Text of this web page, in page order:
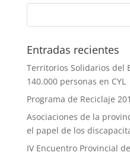
Entradas recientes
Territorios Solidarios del
140.000 personas en CYL
Programa de Reciclaje
Asociaciones de la
el papel de los
IV Encuentro Provincial